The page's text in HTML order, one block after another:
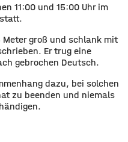
11:00 und 15:00 Uhr im
groß und schlank mit
Er trug eine
gebrochen Deutsch.
dazu, bei solchen
zu beenden und niemals